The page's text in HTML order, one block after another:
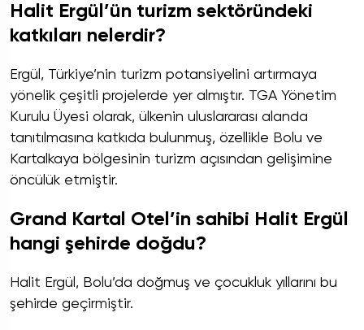
Halit Ergül’ün turizm sektöründeki
katkıları nelerdir?
Ergül, Türkiye’nin turizm potansiyelini artırmaya
yönelik çeşitli projelerde yer almıştır. TGA Yönetim
Kurulu Üyesi olarak, ülkenin uluslararası alanda
tanıtılmasına katkıda bulunmuş, özellikle Bolu ve
Kartalkaya bölgesinin turizm açısından gelişimine
öncülük etmiştir.
Grand Kartal Otel’in sahibi Halit Ergül
hangi şehirde doğdu?
Halit Ergül, Bolu’da doğmuş ve çocukluk yıllarını bu
şehirde geçirmiştir.